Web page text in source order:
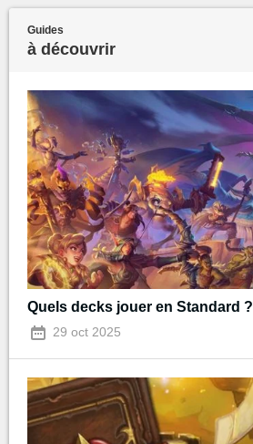
Guides
à découvrir
Quels decks jouer en Standard ?
29 oct 2025